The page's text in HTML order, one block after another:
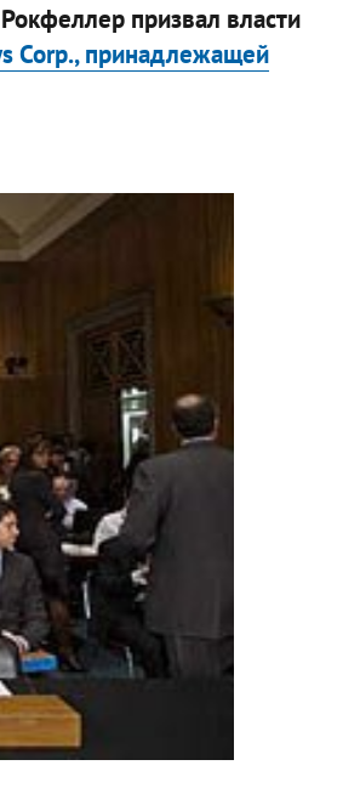
призвал власти
Corp., принадлежащей